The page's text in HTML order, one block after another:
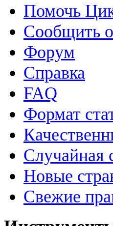
Помочь
Сообщить
Форум
Справка
FAQ
Формат
Случайная
Новые
Свежие